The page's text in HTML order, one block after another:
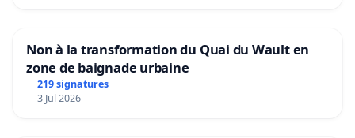
Non à la transformation du Quai du Wault en
zone de baignade urbaine
219 signatures
3 Jul 2026